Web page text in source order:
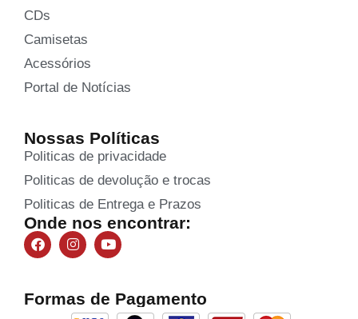
CDs
Camisetas
Acessórios
Portal de Notícias
Nossas Políticas
Politicas de privacidade
Politicas de devolução e trocas
Politicas de Entrega e Prazos
Onde nos encontrar:
Formas de Pagamento